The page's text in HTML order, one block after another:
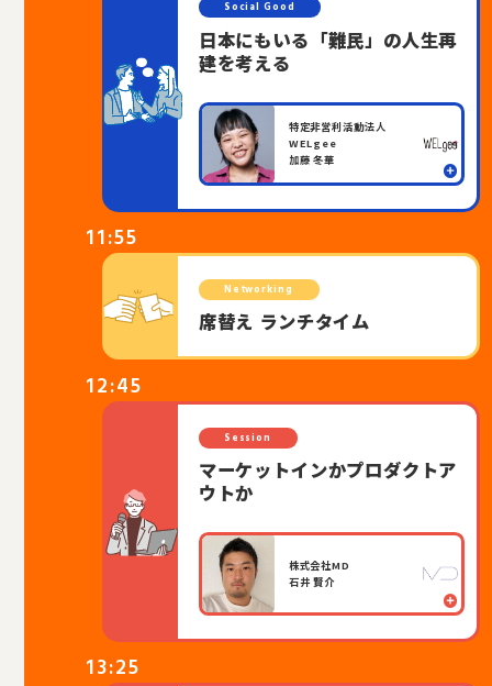
Social Good
日本にもいる「難民」の人生再
建を考える
特定非営利活動法人
WELgee
加藤 冬華
11:55
Networking
席替え ランチタイム
12:45
Session
マーケットインかプロダクトア
ウトか
株式会社MD
石井 賢介
13:25